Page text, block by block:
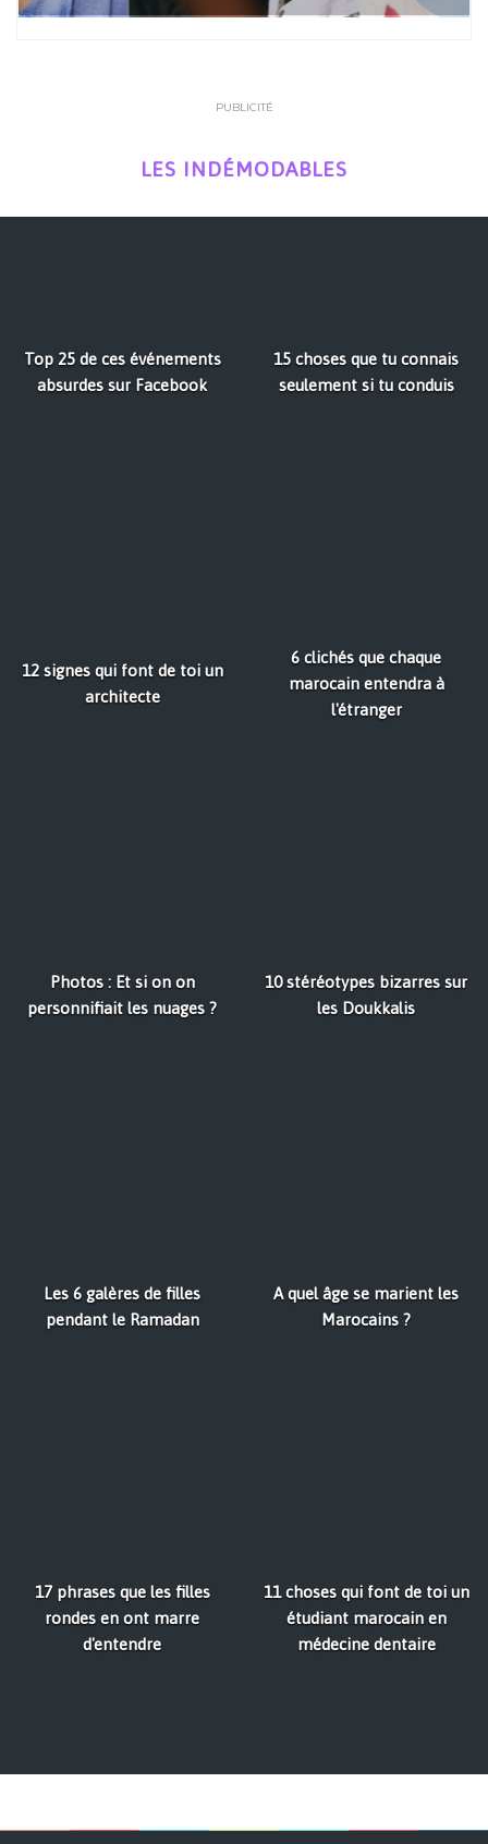
PUBLICITÉ
LES INDÉMODABLES
Top 25 de ces événements
absurdes sur Facebook
15 choses que tu connais
seulement si tu conduis
12 signes qui font de toi un
architecte
6 clichés que chaque
marocain entendra à
l'étranger
Photos : Et si on on
personnifiait les nuages ?
10 stéréotypes bizarres sur
les Doukkalis
Les 6 galères de filles
pendant le Ramadan
A quel âge se marient les
Marocains ?
17 phrases que les filles
rondes en ont marre
d'entendre
11 choses qui font de toi un
étudiant marocain en
médecine dentaire